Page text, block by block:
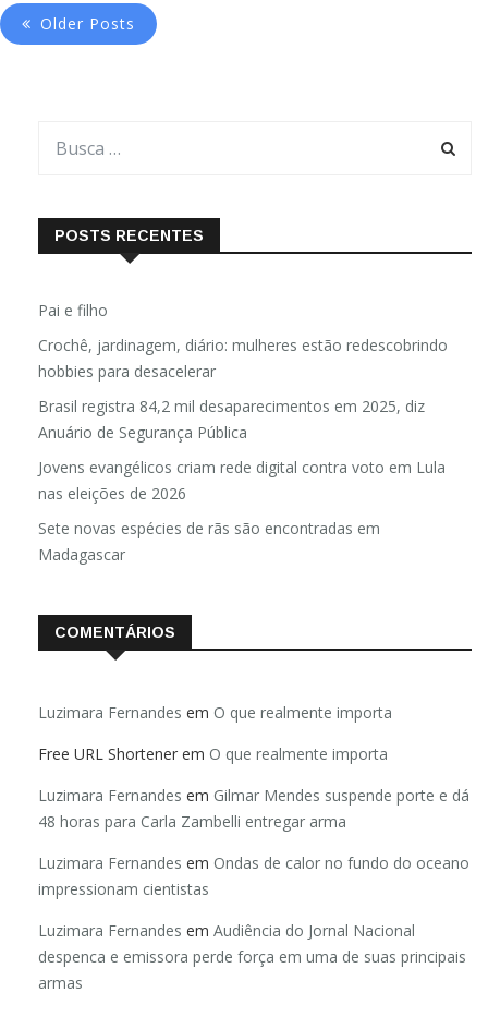
Older Posts
POSTS RECENTES
Pai e filho
Crochê, jardinagem, diário: mulheres estão redescobrindo
hobbies para desacelerar
Brasil registra 84,2 mil desaparecimentos em 2025, diz
Anuário de Segurança Pública
Jovens evangélicos criam rede digital contra voto em Lula
nas eleições de 2026
Sete novas espécies de rãs são encontradas em
Madagascar
COMENTÁRIOS
Luzimara Fernandes em O que realmente importa
Free URL Shortener em O que realmente importa
Luzimara Fernandes em Gilmar Mendes suspende porte e dá
48 horas para Carla Zambelli entregar arma
Luzimara Fernandes em Ondas de calor no fundo do oceano
impressionam cientistas
Luzimara Fernandes em Audiência do Jornal Nacional
despenca e emissora perde força em uma de suas principais
armas